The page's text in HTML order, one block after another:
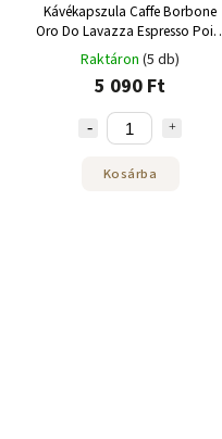
Kávékapszula Caffe Borbone
Oro Do Lavazza Espresso Point
50 db
Raktáron (5 db)
5 090 Ft
Kosárba